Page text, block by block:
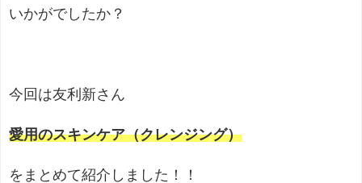
いかがでしたか？
今回は友利新さん
愛用のスキンケア（クレンジング）
をまとめて紹介しました！！